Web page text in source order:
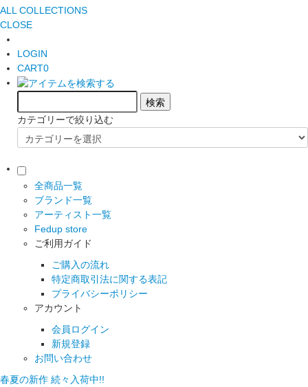
ALL COLLECTIONS
CLOSE
LOGIN
CART0
カテゴリーで絞り込む
全商品一覧
ブランド一覧
アーティスト一覧
Fedup store
ご利用ガイド
ご購入の流れ
特定商取引法に関する表記
プライバシーポリシー
アカウント
会員ログイン
新規登録
お問い合わせ
春夏の新作 続々入荷中!!